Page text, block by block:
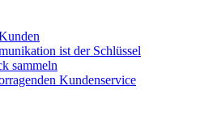
ist der Schlüssel
sammeln
Kundenservice